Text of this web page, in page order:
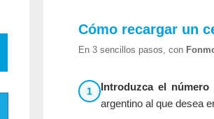
Cómo recargar un
En 3 sencillos pasos, con
1 Introduzca el número
argentino al que desea